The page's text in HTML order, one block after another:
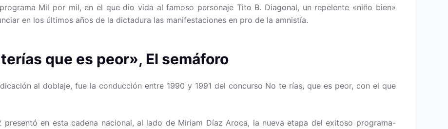
Mil por mil, en el que dio vida al famoso personaje Tito B. Diagonal, un repelente «niño bien»
en los últimos años de la dictadura las manifestaciones en pro de la amnistía.
que es peor», El semáforo
al doblaje, fue la conducción entre 1990 y 1991 del concurso No te rías, que es peor, con el que
en esta cadena nacional, al lado de Miriam Díaz Aroca, la nueva etapa del exitoso programa-